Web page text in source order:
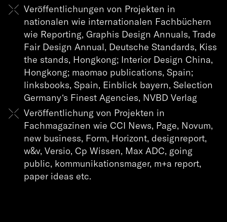
Projekte
Über
Expertise
Lab
Veröffentlichungen von Projekten in
nationalen wie internationalen Fachbüchern
wie Reporting, Graphis Design Annuals, Trade
Fair Design Annual, Deutsche Standards, Kiss
the stands, Hongkong; Interior Design China,
Hongkong; maomao publications, Spain;
linksbooks, Spain, Einblick bayern, Selection
Germany‘s Finest Agencies, NVBD Verlag
Veröffentlichung von Projekten in
Fachmagazinen wie CCI News, Page, Novum,
new business, Form, Horizont, designreport,
w&v, Versio, Cp Wissen, Max ADC, going
public, kommunikationsmager, m+a report,
paper ideas etc.